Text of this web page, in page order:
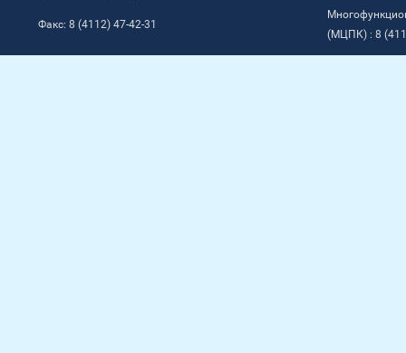
Факс: 8 (4112) 47-42-31
(МЦПК) : 8